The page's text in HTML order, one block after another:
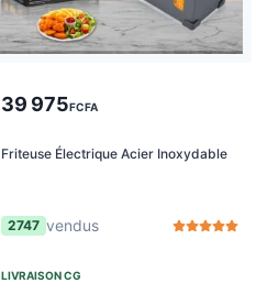
39 975FCFA
Friteuse Électrique Acier Inoxydable
2747 vendus
LIVRAISONCG